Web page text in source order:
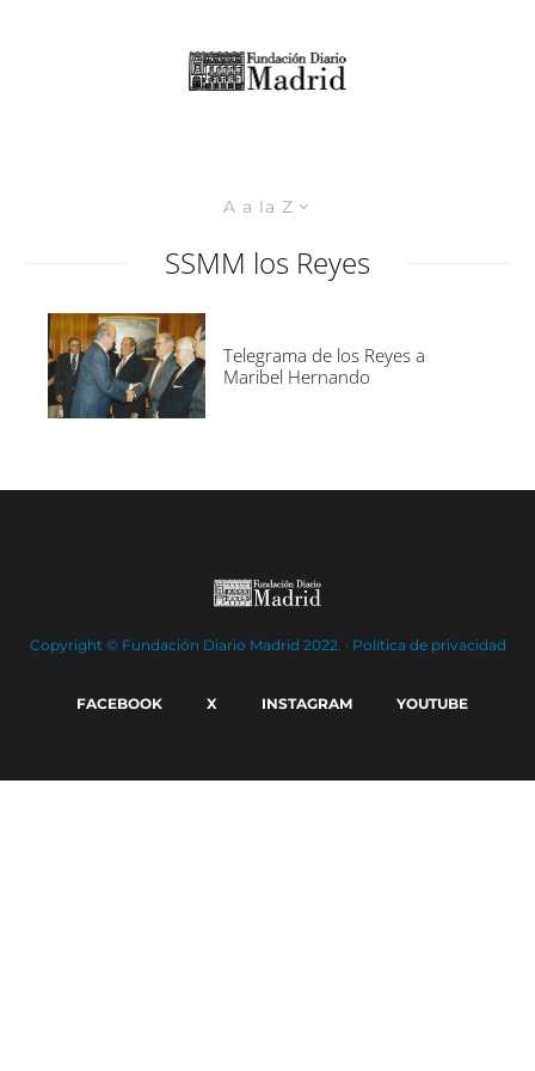
A a la Z
SSMM los Reyes
Telegrama de los Reyes a
Maribel Hernando
Copyright © Fundación Diario Madrid 2022. · Política de privacidad
FACEBOOK X INSTAGRAM YOUTUBE